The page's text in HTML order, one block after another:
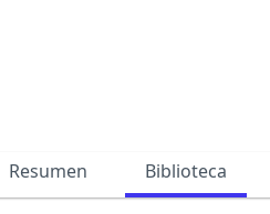
Resumen Biblioteca